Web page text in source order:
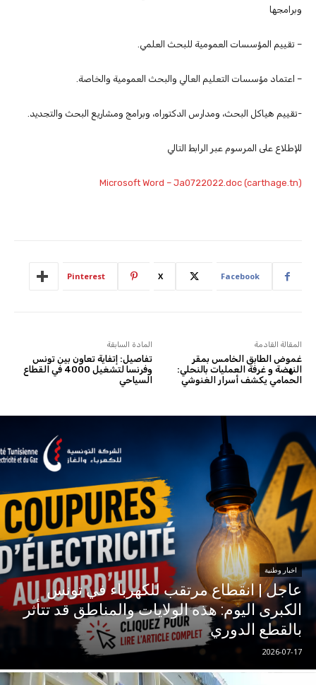
وبرامجها
– تقييم المؤسسات العمومية للبحث العلمي.
– اعتماد مؤسسات التعليم العالي والبحث العمومية والخاصة.
-تقييم هياكل البحث، ومدارس الدكتوراه، وبرامج ومشاريع البحث والتجديد.
للإطلاع على المرسوم عبر الرابط التالي
Microsoft Word – Ja0722022.doc (carthage.tn)
Facebook
X
Pinterest
المادة السابقة
تفاصيل: إتفاية تعاون بين تونس
وفرنسا لتشغيل 4000 في القطاع
السياحي
المقالة القادمة
غموض الطابق الخامس بمقر
النهضة و غرفة العمليات بالنحلي:
الحمامي يكشف أسرار الغنوشي
اخبار وطنية
عاجل | انقطاع مرتقب للكهرباء في تونس
الكبرى اليوم: هذه الولايات والمناطق قد تتأثر
بالقطع الدوري
2026-07-17